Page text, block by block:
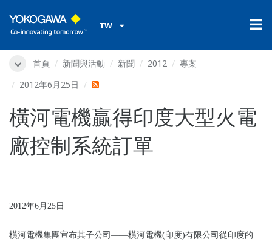
TW
首頁 新聞與活動 新聞 2012
專案
2012年6月25日
橫河電機贏得印度大型火電
廠控制系統訂單
2012年6月 25 日
橫河電機集團宣布其子公司——橫河電機(印度)有限公司從印度的